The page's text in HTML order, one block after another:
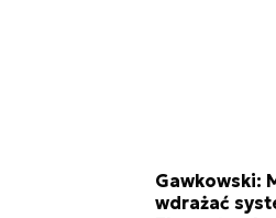
Gawkowski:
wdrażać